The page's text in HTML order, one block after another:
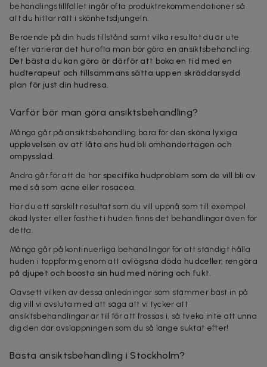
behandlingstillfället ingår ofta produktrekommendationer så
att du hittar rätt i skönhetsdjungeln.
Beroende på din huds tillstånd samt vilka resultat du är ute
efter varierar det hur ofta man bör göra en ansiktsbehandling.
Det bästa du kan göra är därför att boka en tid med en
hudterapeut och tillsammans sätta upp en skräddarsydd
plan för just din hudresa.
Varför bör man göra ansiktsbehandling?
Många går på ansiktsbehandling bara för den sköna lyxiga
upplevelsen av att låta ens hud bli omhändertagen och
ompysslad.
Andra går för att de har specifika hudproblem som de vill bli av
med så som acne eller rosacea.
Har du ett särskilt resultat som du vill uppnå som till exempel
ökad lyster eller fasthet i huden finns det behandlingar även för
detta.
Många går på kontinuerliga behandlingar för att ständigt hålla
huden i toppform genom att avlägsna döda hudceller, rengöra
på djupet och boosta sin hud med näring och fukt.
Oavsett vilken av dessa anledningar som stämmer bäst in på
dig vill vi avsluta med att säga att vi tycker att
ansiktsbehandlingar är till för att frossas i, så tveka inte att unna
dig den där avslappningen som du så länge suktat efter!
Bästa ansiktsbehandling i Stockholm?